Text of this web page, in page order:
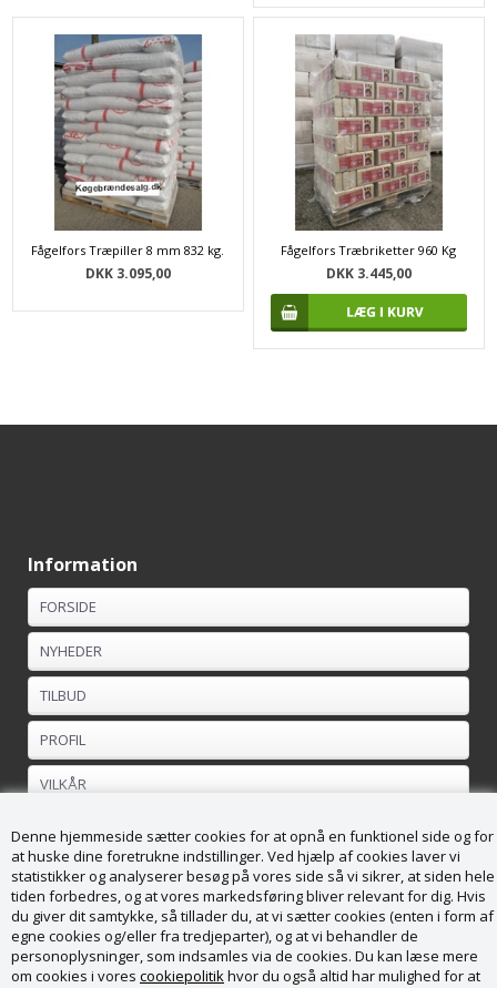
Denne hjemmeside sætter cookies for at opnå en funktionel side og for
at huske dine foretrukne indstillinger. Ved hjælp af cookies laver vi
statistikker og analyserer besøg på vores side så vi sikrer, at siden hele
tiden forbedres, og at vores markedsføring bliver relevant for dig. Hvis
du giver dit samtykke, så tillader du, at vi sætter cookies (enten i form af
egne cookies og/eller fra tredjeparter), og at vi behandler de
personoplysninger, som indsamles via de cookies. Du kan læse mere
om cookies i vores cookiepolitikhvor du også altid har mulighed for at
Fågelfors Træpiller 8 mm 832 kg.
DKK 3.095,00
Fågelfors Træbriketter 960 Kg
DKK 3.445,00
Information
FORSIDE
NYHEDER
TILBUD
PROFIL
VILKÅR
FORTRYDELSESRET
Kundeservice
Køge Brændesalg ApS
Vordingborgvej 169
4682 Tureby
CVR nr. 36988789